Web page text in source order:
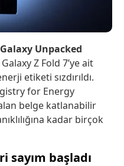
Galaxy Unpacked
Z Fold 7’ye ait
etiketi sızdırıldı.
for Energy
belge katlanabilir
kadar birçok
sayım başladı